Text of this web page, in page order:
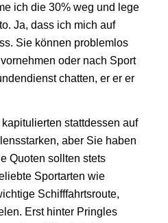
ich die 30% weg und lege
Ja, dass ich mich auf
Sie können problemlos
oder nach Sport
chatten, er er er
stattdessen auf
aber Sie haben
Quoten sollten stets
Sportarten wie
Schifffahrtsroute,
Erst hinter Pringles